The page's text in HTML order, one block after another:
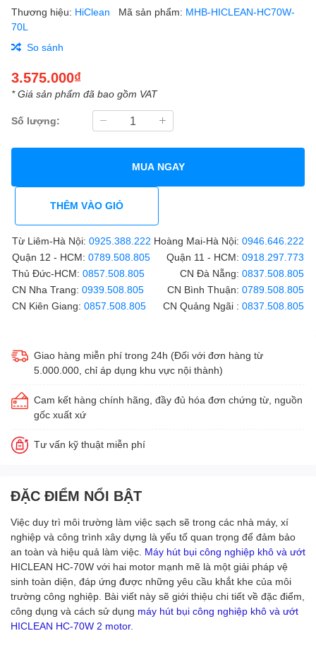
Thương hiệu: HiClean Mã sản phẩm: MHB-HICLEAN-HC70W-
70L
So sánh
3.575.000₫
* Giá sản phẩm đã bao gồm VAT
Số lượng:
MUA NGAY
THÊM VÀO GIỎ
Từ Liêm-Hà Nội: 0925.388.222 Hoàng Mai-Hà Nội: 0946.646.222
Quận 12 - HCM: 0789.508.805 Quận 11 - HCM: 0918.297.773
Thủ Đức-HCM: 0857.508.805 CN Đà Nẵng: 0837.508.805
CN Nha Trang: 0939.508.805 CN Bình Thuận: 0789.508.805
CN Kiên Giang: 0857.508.805 CN Quảng Ngãi : 0837.508.805
Giao hàng miễn phí trong 24h (Đối với đơn hàng từ
5.000.000, chỉ áp dụng khu vực nội thành)
Cam kết hàng chính hãng, đầy đủ hóa đơn chứng từ, nguồn
gốc xuất xứ
Tư vấn kỹ thuật miễn phí
ĐẶC ĐIỂM NỔI BẬT
Việc duy trì môi trường làm việc sạch sẽ trong các nhà máy, xí
nghiệp và công trình xây dựng là yếu tố quan trọng để đảm bảo
an toàn và hiệu quả làm việc. Máy hút bụi công nghiệp khô và ướt
HICLEAN HC-70W với hai motor mạnh mẽ là một giải pháp vệ
sinh toàn diện, đáp ứng được những yêu cầu khắt khe của môi
trường công nghiệp. Bài viết này sẽ giới thiệu chi tiết về đặc điểm,
công dụng và cách sử dụng máy hút bụi công nghiệp khô và ướt
HICLEAN HC-70W 2 motor.